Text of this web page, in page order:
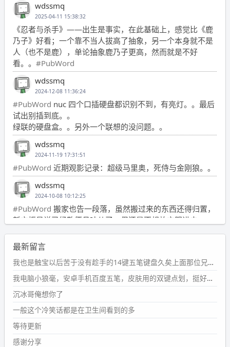
wdssmq
2025-04-11 15:38:32
《忍者与杀手》——出生是事实，在此基础上，感觉比《鹿
乃子》好看；一个靠不当人拔高了抽象，另一个本身就不是
人（也不是鹿），单论抽象鹿乃子更高，然而就是不好
看。。 #PubWord
wdssmq
2024-12-08 11:36:24
#PubWord nuc 四个口插硬盘都识别不到，有亮灯。。最后
试出别插到底。。
绿联的硬盘盒。。另外一个联想的没问题。。
wdssmq
2024-11-19 17:31:51
#PubWord 近期观影记录：超级马里奥，死侍与金刚狼。。
wdssmq
2024-10-08 10:12:25
#PubWord 搬家也告一段落，虽然搬过来的东西还得归置，
新衣柜虽说已经散俩月味儿了，但还是不想放衣服进去。
wdssmq
2024-09-23 21:00:49
#PubWord要不我每年汇总整理一次？？碎雨集_沉冰浮水_
第1页https://www.wdssmq.com/tag/%E7%A2%8E%E9%9
B%A8%E9%9B%86/
wdssmq
2024-09-23 20:58:40
#PubWord
条嘟？？？？
最新留言
我也是触宝以后苦于没有趁手的14键五笔键盘久矣上面那位兄台用的百度双键点划布局我也用过很久，那个皮肤做得很粗糙，个别键位的触发区域是错位的，快速打字时很容易出错，修改它的皮肤文件校正后勉强能用，但早年出的皮肤分辨率太低，实在谈不上美观。百度小米定制版的商店里有一个"小黑板"皮肤还不错(百度官方输入法商店里没有)，但那个风格我不喜欢这两天找到了一个叫"森林集"的公众号，开发了海量的皮肤，很多都有14键版本，付费但很便宜，几块钱，终于有自己满意的输入法了搜了一下，这个工作室还是百度的官方合作伙伴，不知道为什么14键作品都不在官方商店上架，难道是百度官方在刻意放弃14键？
我电脑小狼毫，安卓手机百度五笔，皮肤用的双键点划，挺好的。
沉冰哥俺想你了
一般这个冷笑话都是在卫生间看到的多
等待更新
感谢分享